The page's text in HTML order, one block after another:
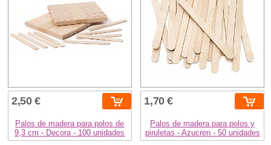
2,50 €
Palos de madera para polos de
9,3 cm - Decora - 100 unidades
1,70 €
Palos de madera para polos y
piruletas - Azucren - 50 unidades